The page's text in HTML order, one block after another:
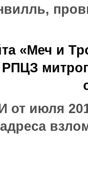
«Меч и
июля
адреса